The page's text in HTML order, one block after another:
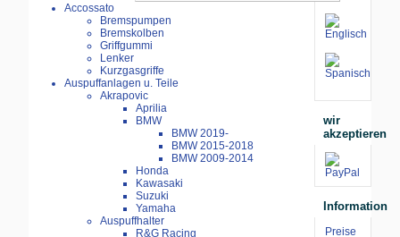
Accossato
Bremspumpen
Bremskolben
Griffgummi
Lenker
Kurzgasgriffe
Auspuffanlagen u. Teile
Akrapovic
Aprilia
BMW
BMW 2019-
BMW 2015-2018
BMW 2009-2014
Honda
Kawasaki
Suzuki
Yamaha
Auspuffhalter
R&G Racing
wir
akzeptieren
Information
Preise